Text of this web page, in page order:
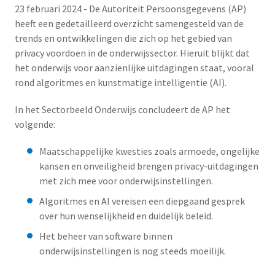
23 februari 2024 - De Autoriteit Persoonsgegevens (AP)
heeft een gedetailleerd overzicht samengesteld van de
trends en ontwikkelingen die zich op het gebied van
privacy voordoen in de onderwijssector. Hieruit blijkt dat
het onderwijs voor aanzienlijke uitdagingen staat, vooral
rond algoritmes en kunstmatige intelligentie (AI).
In het Sectorbeeld Onderwijs concludeert de AP het
volgende:
Maatschappelijke kwesties zoals armoede, ongelijke
kansen en onveiligheid brengen privacy-uitdagingen
met zich mee voor onderwijsinstellingen.
Algoritmes en AI vereisen een diepgaand gesprek
over hun wenselijkheid en duidelijk beleid.
Het beheer van software binnen
onderwijsinstellingen is nog steeds moeilijk.